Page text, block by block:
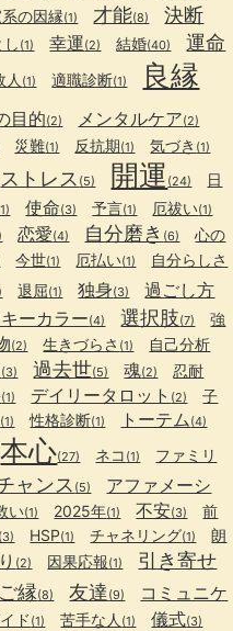
の因縁(1) 才能(8) 決断
し (1) 幸運(2) 結婚(40) 運命
人 (1) 適職診断(1) 良縁
目的(2) メンタルケア(2)
災難(1) 反抗期(1) 気づき (1)
ストレス (5) 開運 (24)
日
使命(3) 予言(1) 厄祓い(1)
恋愛(4) 自分磨き (6)
心の
今世(1) 厄払い(1) 自分らしさ
退屈(1) 独身(3) 過ごし方
ーカラー(4) 選択肢(7)
強
(2) 生きづらさ (1) 自己分析
(3) 過去世(5) 魂(2) 忍耐
(1) デイリータロット (2)
子
(1) 性格診断(1) トーテム (4)
本心(27) ネコ (1)
ファミリ
ャンス (5)
アファメーシ
い(1) 2025年(1) 不安(3)
前
(3) HSP(1) チャネリング(1)
朗
(2) 因果応報(1) 引き寄せ
ご縁(8) 友達 (9)
コミュニケ
ド (1) 苦手な人 (1) 儀式(3)